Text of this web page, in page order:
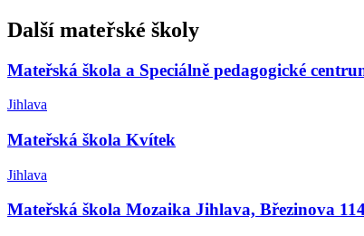
Další mateřské školy
Mateřská škola a Speciálně pedagogické
Jihlava
Mateřská škola Kvítek
Jihlava
Mateřská škola Mozaika Jihlava, Březinova